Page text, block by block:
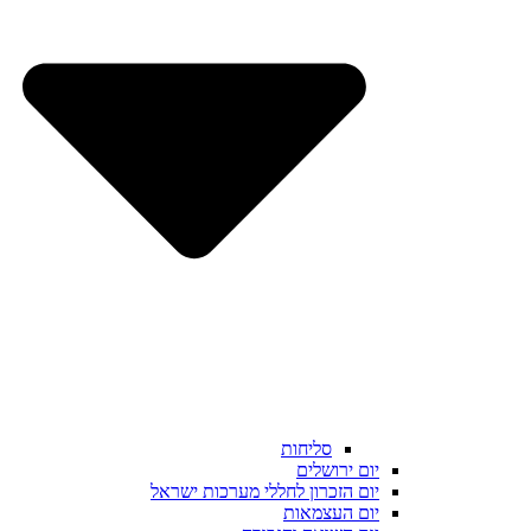
סליחות
יום ירושלים
יום הזכרון לחללי מערכות ישראל
יום העצמאות